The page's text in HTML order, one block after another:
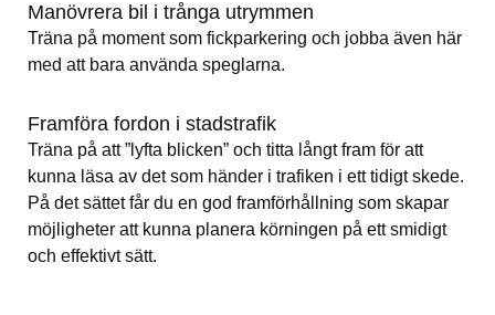
Manövrera bil i trånga utrymmen
Träna på moment som fickparkering och jobba även här
med att bara använda speglarna.
Framföra fordon i stadstrafik
Träna på att ”lyfta blicken” och titta långt fram för att
kunna läsa av det som händer i trafiken i ett tidigt skede.
På det sättet får du en god framförhållning som skapar
möjligheter att kunna planera körningen på ett smidigt
och effektivt sätt.